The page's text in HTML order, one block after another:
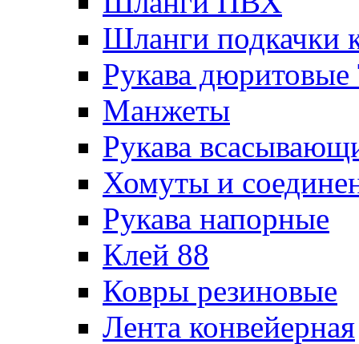
Шланги подкачки
Рукава
Манжеты
Рукава
Хомуты и
Рукава напорные
Клей 88
Ковры резиновые
Лента конвейерная